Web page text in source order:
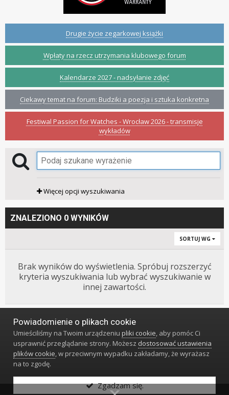
Drugie życie zegarkowej książki
Wpłaty na rzecz utrzymania klubowego forum
Kalendarze 2027 - nadsyłanie zdjęć
Ciekawy temat na forum: Budziki a poezja i sztuka konkretna
Festiwal Passion for Watches - Wrocław 2026 - transmisje
wykładów
Więcej opcji wyszukiwania
ZNALEZIONO 0 WYNIKÓW
SORTUJ WG
Brak wyników do wyświetlenia. Spróbuj rozszerzyć
kryteria wyszukiwania lub wybrać wyszukiwanie w
innej zawartości.
Język Styl Polityka prywatności
Klub Miłośników Zegarów i Zegarków
Powered by Invision Community
Powiadomienie o plikach cookie
Umieściliśmy na Twoim urządzeniupliki cookie, aby pomóc Ci
usprawnić przeglądanie strony. Możesz dostosować ustawienia
plików cookie, w przeciwnym wypadku zakładamy, że wyrażasz
na to zgodę.
Zgadzam się.